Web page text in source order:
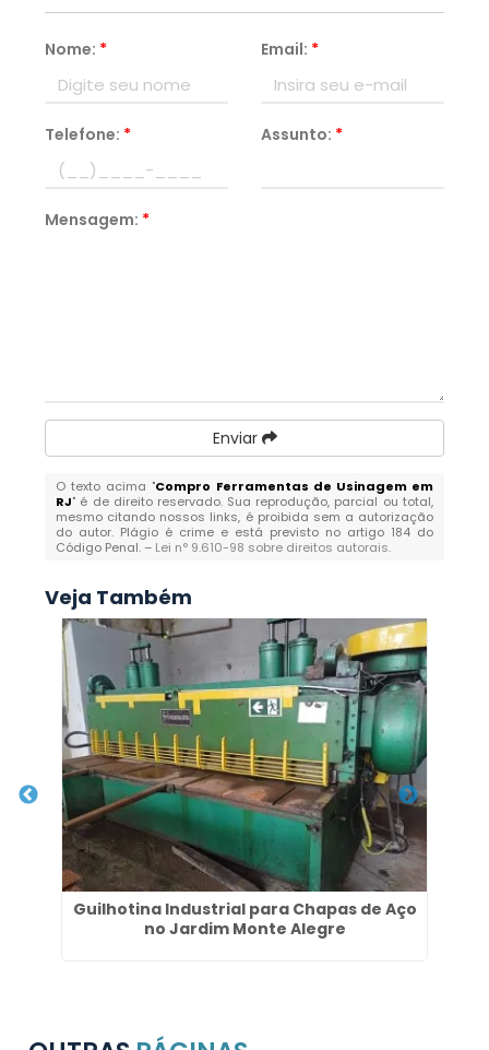
Nome: * Email: *
Telefone: * Assunto: *
Mensagem: *
Enviar
O texto acima "Compro Ferramentas de Usinagem em
RJ" é de direito reservado. Sua reprodução, parcial ou total,
mesmo citando nossos links, é proibida sem a autorização
do autor. Plágio é crime e está previsto no artigo 184 do
Código Penal. – Lei n° 9.610-98 sobre direitos autorais.
Veja Também
Guilhotina Industrial para Chapas de Aço
no Jardim Monte Alegre